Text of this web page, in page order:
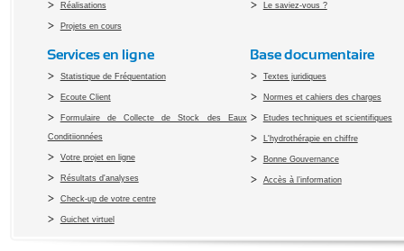
Réalisations
Projets en cours
Le saviez-vous ?
Services en ligne
Statistique de Fréquentation
Ecoute Client
Formulaire de Collecte de Stock des Eaux
Conditiionnées
Votre projet en ligne
Résultats d'analyses
Check-up de votre centre
Guichet virtuel
Base documentaire
Textes juridiques
Normes et cahiers des charges
Etudes techniques et scientifiques
L'hydrothérapie en chiffre
Bonne Gouvernance
Accès à l’information